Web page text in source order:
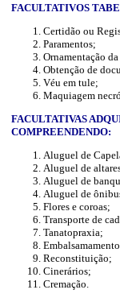
FACULTATIVOS
Certidão ou
Paramentos;
Ornamentação
Obtenção de
Véu em tule;
Maquiagem
FACULTATIVAS
COMPREENDENDO:
Aluguel de
Aluguel de
Aluguel de
Aluguel de
Flores e coroas;
Transporte de
Tanatopraxia;
Reconstituição;
Cinerários;
Cremação.